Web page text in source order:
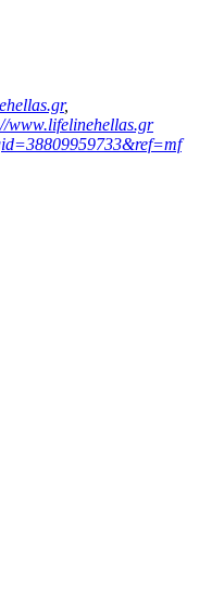
,
www.lifelinehellas.gr